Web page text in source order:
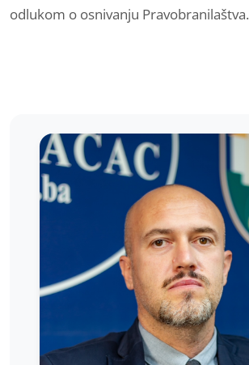
odlukom o osnivanju Pravobranilaštva.